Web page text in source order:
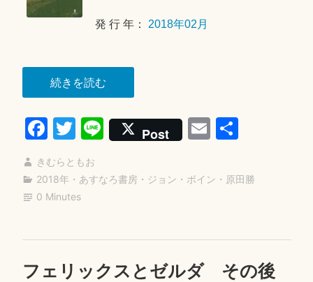
発 行 年： 2018年02月
続きを読む“ヒ
ト
ラ
ー
暮
た
年”
Fa
ce
bo
ok
T
wi
tte
r
Li
ne
Post E
ail
共
きむらともお
2018年 ・ あすなろ書房 ・ ジョン・ボイン ・ 原田勝
0 Minutes
フェリックスとゼルダ その後
2